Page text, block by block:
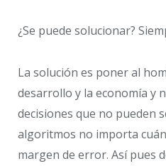
¿Se puede solucionar?
La solución es poner al
desarrollo y la economía y
decisiones que no pueden
algoritmos no importa
margen de error. Así pues